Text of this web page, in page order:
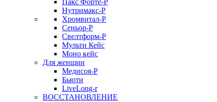
Нутримакс-Р
Хромвитал-Р
Сеньор-Р
Свелтформ-Р
Мульти Кейс
Моно кейс
Для женщин
Медисоя-Р
Бьюти
LiveLong-r
ВОССТАНОВЛЕНИЕ